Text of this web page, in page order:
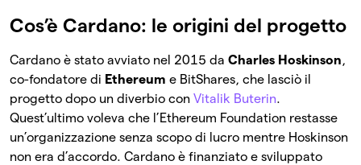
Cos’è Cardano: le origini del progetto
Cardano è stato avviato nel 2015 da Charles Hoskinson,
co-fondatore di Ethereum e BitShares, che lasciò il
progetto dopo un diverbio con Vitalik Buterin.
Quest’ultimo voleva che l’Ethereum Foundation restasse
un’organizzazione senza scopo di lucro mentre Hoskinson
non era d’accordo. Cardano è finanziato e sviluppato